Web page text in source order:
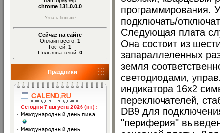
chrome 131.0.0.0
Узнать больше
Сейчас на сайте
Онлайн всего: 1
Гостей: 1
Пользователей: 0
Праздники
программирования.
подключать/
Следующая плата
Она состоит из
запараллеленных
земля
светодиодами,
индикатора 16х2
переключателей,
DB9 для
"периферия"